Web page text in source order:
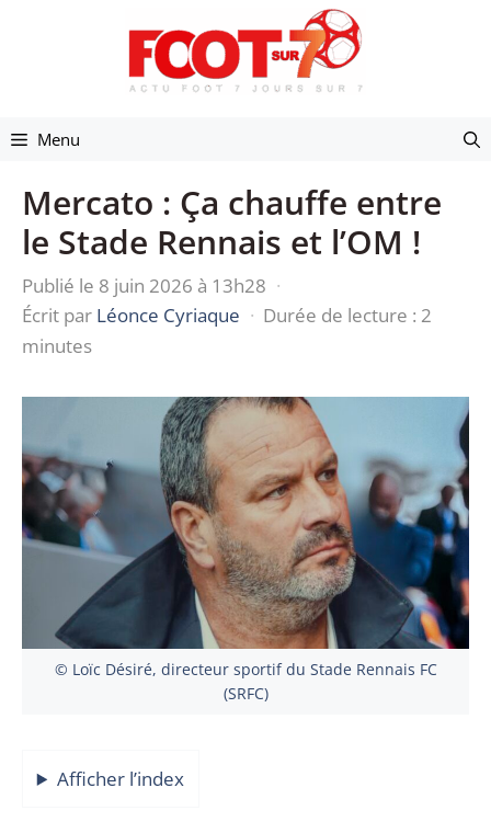
Menu
Mercato : Ça chauffe entre
le Stade Rennais et l’OM !
Publié le 8 juin 2026 à 13h28 ·
Écrit par Léonce Cyriaque · Durée de lecture : 2
minutes
© Loïc Désiré, directeur sportif du Stade Rennais FC
(SRFC)
Afficher l’index